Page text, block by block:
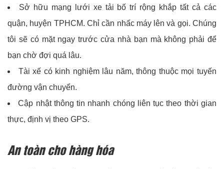
Sở hữu mạng lưới xe tải bố trí rộng khắp tất cả các
quận, huyện TPHCM. Chỉ cần nhấc máy lên và gọi. Chúng
tôi sẽ có mặt ngay trước cửa nhà bạn mà không phải để
bạn chờ đợi quá lâu.
Tài xế có kinh nghiệm lâu năm, thông thuộc mọi tuyến
đường vận chuyển.
Cập nhật thông tin nhanh chóng liên tục theo thời gian
thực, định vị theo GPS.
An toàn cho hàng hóa